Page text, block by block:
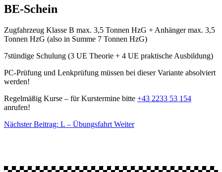
BE-Schein
Zugfahrzeug Klasse B max. 3,5 Tonnen HzG + Anhänger max. 3,5
Tonnen HzG (also in Summe 7 Tonnen HzG)
7stündige Schulung (3 UE Theorie + 4 UE praktische Ausbildung)
PC-Prüfung und Lenkprüfung müssen bei dieser Variante absolviert
werden!
Regelmäßig Kurse – für Kurstermine bitte +43 2233 53 154
anrufen!
Nächster Beitrag: L – Übungsfahrt Weiter